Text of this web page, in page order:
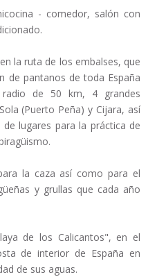
- comedor, salón con
la ruta de los embalses, que
de pantanos de toda España
de 50 km, 4 grandes
(Puerto Peña) y Cijara, así
lugares para la práctica de
la caza así como para el
y grullas que cada año
de los Calicantos", en el
de interior de España en
de sus aguas.